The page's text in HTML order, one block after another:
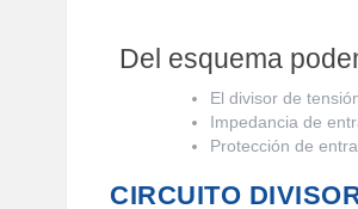
Del esquema
El divisor de
Impedancia de
Protección de
CIRCUITO